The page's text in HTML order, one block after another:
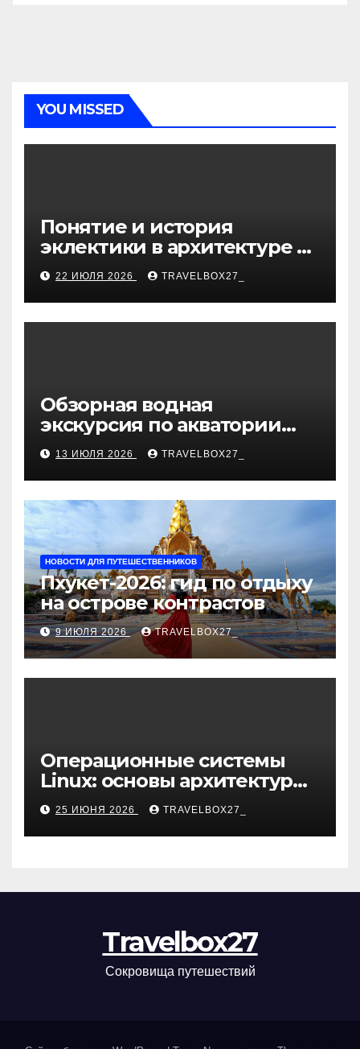
YOU MISSED
Понятие и история
эклектики в архитектуре и
дизайне интерьеров
22 ИЮЛЯ 2026 TRAVELBOX27_
Обзорная водная
экскурсия по акватории
бухты Песчаная
13 ИЮЛЯ 2026 TRAVELBOX27_
НОВОСТИ ДЛЯ ПУТЕШЕСТВЕННИКОВ
Пхукет-2026: гид по отдыху
на острове контрастов
9 ИЮЛЯ 2026 TRAVELBOX27_
Операционные системы
Linux: основы архитектуры,
компоненты и области
применения
25 ИЮНЯ 2026 TRAVELBOX27_
Travelbox27
Сокровища путешествий